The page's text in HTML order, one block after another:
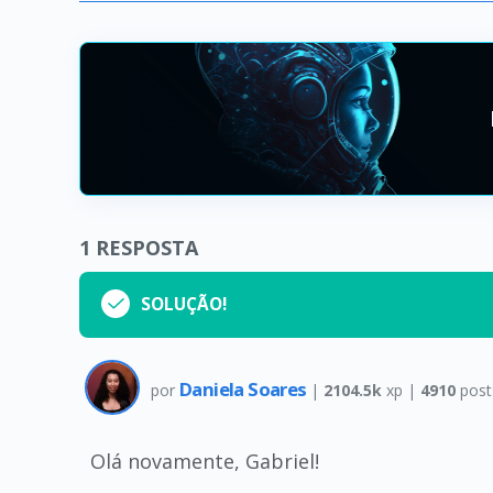
1 RESPOSTA
SOLUÇÃO!
por Daniela Soares | 2104.5k xp | 4910
Olá novamente, Gabriel!